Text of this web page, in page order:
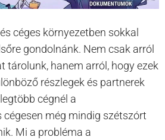
céges környezetben sokkal
gondolnánk. Nem csak arról
tárolunk, hanem arról, hogy ezek
részlegek és partnerek
cégnél a
még mindig szétszórt
Mi a probléma a